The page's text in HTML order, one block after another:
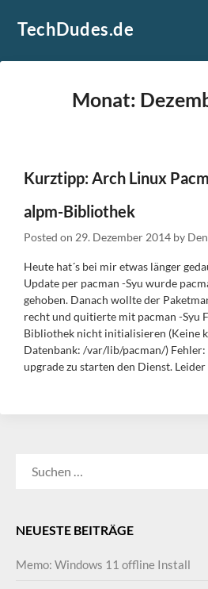
TechDudes.de
Monat:
Kurztipp: Arch Linux
alpm-Bibliothek
Posted on 29. Dezember 2014 by
Heute hat´s bei mir etwas länger
Update per pacman -Syu wurde
gehoben. Danach wollte der
recht und quitierte mit pacman -Syu
Bibliothek nicht initialisieren (Keine
Datenbank: /var/lib/pacman/) Fehler:
upgrade zu starten den Dienst.
NEUESTE BEITRÄGE
Memo: Windows 11 offline Install